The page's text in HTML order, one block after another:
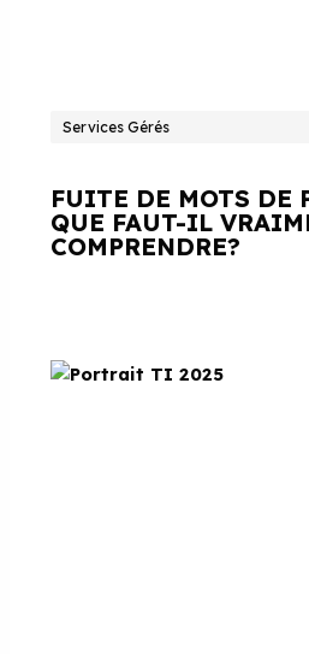
Services Gérés
FUITE DE MOTS DE
QUE FAUT-IL
COMPRENDRE?